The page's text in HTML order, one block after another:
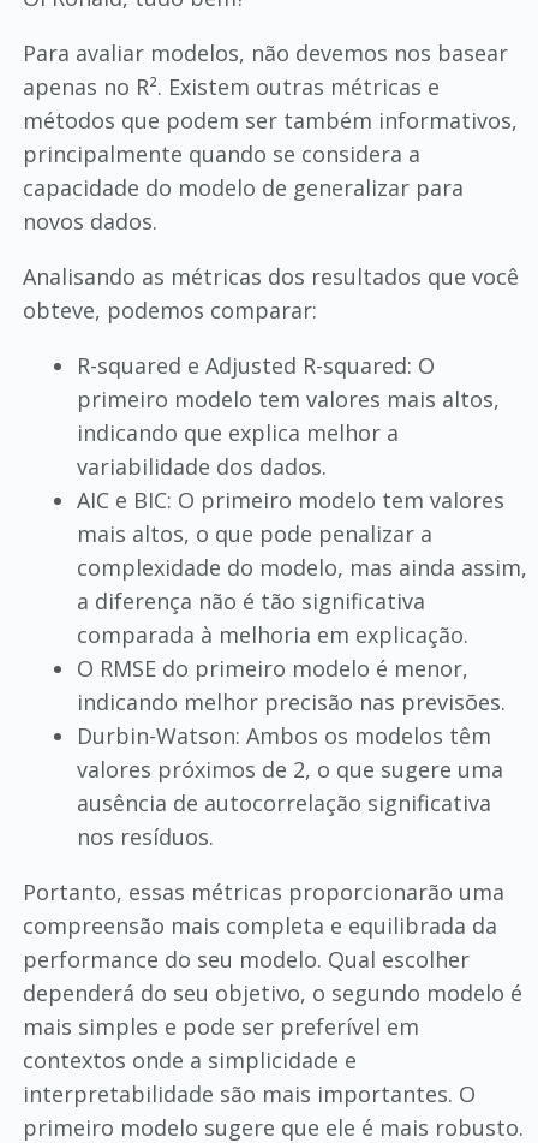
Para avaliar modelos, não devemos nos basear
apenas no R². Existem outras métricas e
métodos que podem ser também informativos,
principalmente quando se considera a
capacidade do modelo de generalizar para
novos dados.
Analisando as métricas dos resultados que você
obteve, podemos comparar:
R-squared e Adjusted R-squared: O
primeiro modelo tem valores mais altos,
indicando que explica melhor a
variabilidade dos dados.
AIC e BIC: O primeiro modelo tem valores
mais altos, o que pode penalizar a
complexidade do modelo, mas ainda assim,
a diferença não é tão significativa
comparada à melhoria em explicação.
O RMSE do primeiro modelo é menor,
indicando melhor precisão nas previsões.
Durbin-Watson: Ambos os modelos têm
valores próximos de 2, o que sugere uma
ausência de autocorrelação significativa
nos resíduos.
Portanto, essas métricas proporcionarão uma
compreensão mais completa e equilibrada da
performance do seu modelo. Qual escolher
dependerá do seu objetivo, o segundo modelo é
mais simples e pode ser preferível em
contextos onde a simplicidade e
interpretabilidade são mais importantes. O
primeiro modelo sugere que ele é mais robusto.